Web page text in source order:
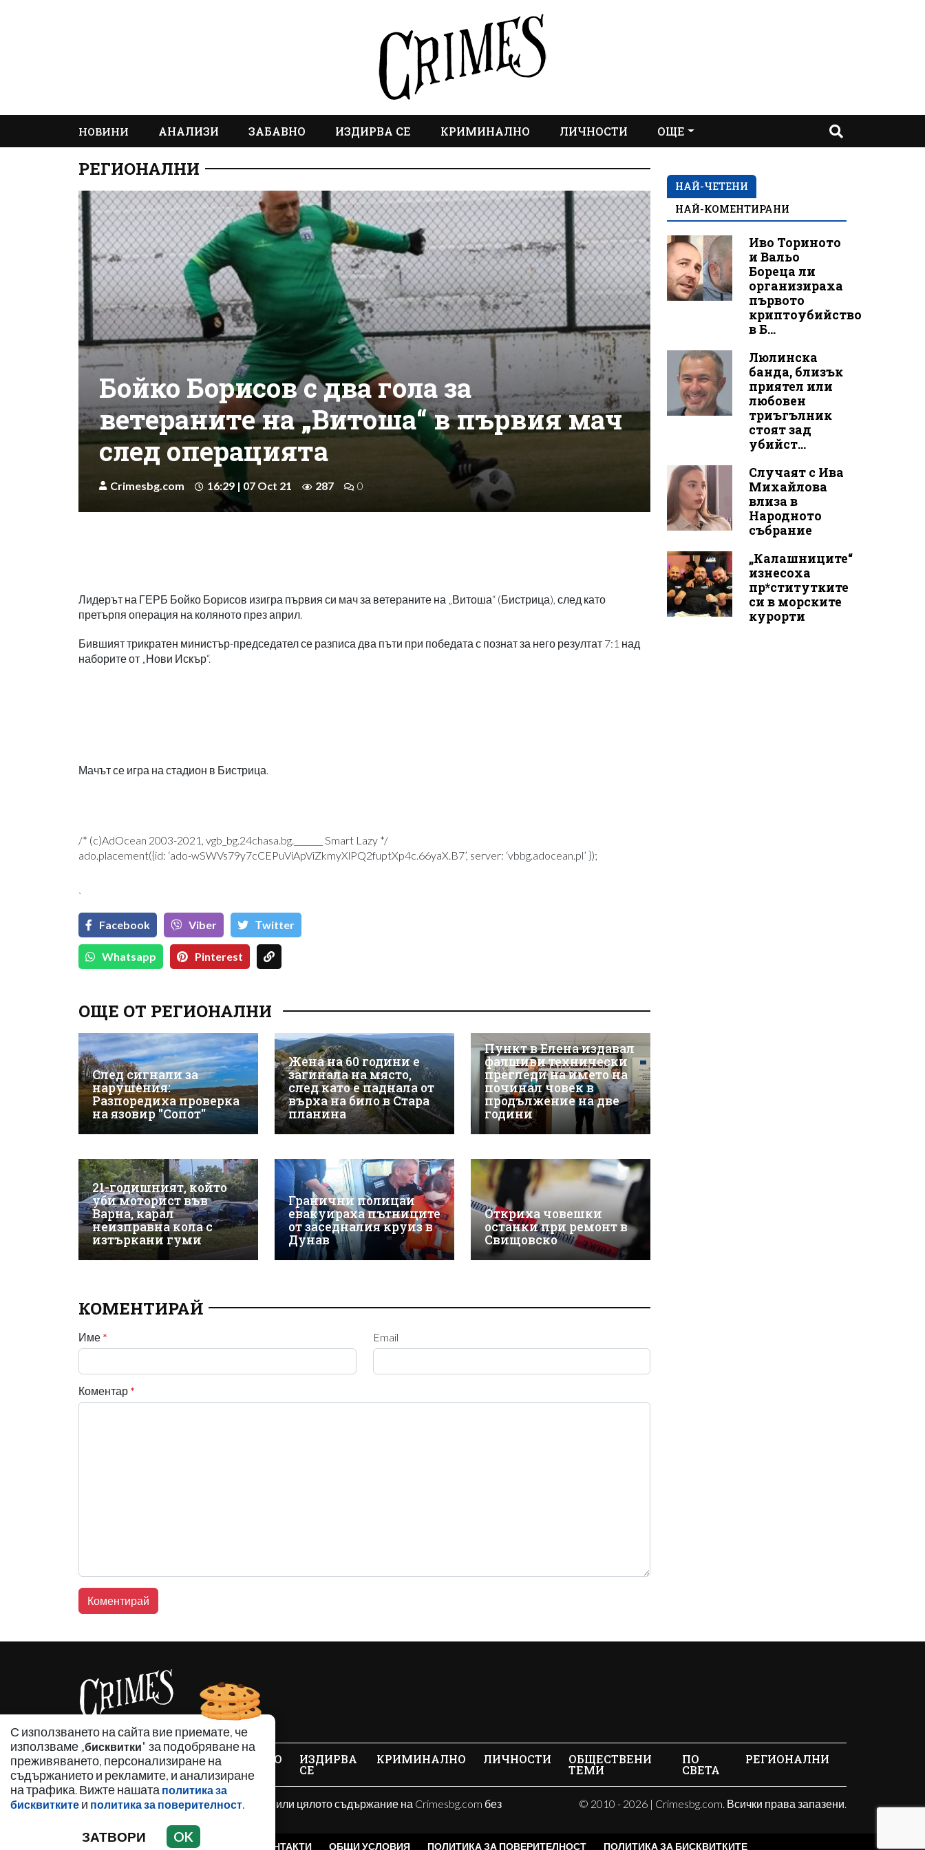
НОВИНИ АНАЛИЗИ ЗАБАВНО ИЗДИРВА СЕ КРИМИНАЛНО ЛИЧНОСТИ ОЩЕ
РЕГИОНАЛНИ
Бойко Борисов с два гола за
ветераните на „Витоша“ в първия мач
след операцията
Crimesbg.com 16:29 | 07 Oct 21 287 0
Лидерът на ГЕРБ Бойко Борисов изигра първия си мач за ветераните на „Витоша“ (Бистрица), след като
претърпя операция на коляното през април.
Бившият трикратен министър-председател се разписа два пъти при победата с познат за него резултат 7:1 над
наборите от „Нови Искър“.
Мачът се игра на стадион в Бистрица.
/* (c)AdOcean 2003-2021, vgb_bg.24chasa.bg._______ Smart Lazy */
ado.placement({id: ‘ado-wSWVs79y7cCEPuViApViZkmyXlPQ2fuptXp4c.66yaX.B7’, server: ‘vbbg.adocean.pl’ });
`
Facebook Viber Тwitter
Whatsapp Pinterest
ОЩЕ ОТ РЕГИОНАЛНИ
След сигнали за
нарушения:
Разпоредиха проверка
на язовир "Сопот"
Жена на 60 години е
загинала на място,
след като е паднала от
върха на било в Стара
планина
Пункт в Елена издавал
фалшиви технически
прегледи на името на
починал човек в
продължение на две
години
21-годишният, който
уби моторист във
Варна, карал
неизправна кола с
изтъркани гуми
Гранични полицаи
евакуираха пътниците
от заседналия круиз в
Дунав
Откриха човешки
останки при ремонт в
Свищовско
КОМЕНТИРАЙ
Име * Email
Коментар *
НАЙ-ЧЕТЕНИ
НАЙ-КОМЕНТИРАНИ
Иво Ториното
и Вальо
Бореца ли
организираха
първото
криптоубийство
в Б...
Люлинска
банда, близък
приятел или
любовен
триъгълник
стоят зад
убийст...
Случаят с Ива
Михайлова
влиза в
Народното
събрание
„Калашниците“
изнесоха
пр*ститутките
си в морските
курорти
С използването на сайта вие приемате, че
използваме „бисквитки" за подобряване на
преживяването, персонализиране на
съдържанието и рекламите, и анализиране
на трафика. Вижте нашата политика за
бисквитките и политика за поверителност.
ЗАТВОРИ OK
НОВИНИ АНАЛИЗИ ЗАБАВНО ИЗДИРВА
СЕ
КРИМИНАЛНО ЛИЧНОСТИ ОБЩЕСТВЕНИ
ТЕМИ
ПО
СВЕТА
РЕГИОНАЛНИ
Използването и публикуването на част или цялото съдържание на Crimesbg.com без
© 2010 - 2026 | Crimesbg.com. Всички права запазени.
РЕКЛАМА КОНТАКТИ ОБЩИ УСЛОВИЯ ПОЛИТИКА ЗА ПОВЕРИТЕЛНОСТ ПОЛИТИКА ЗА БИСКВИТКИТЕ